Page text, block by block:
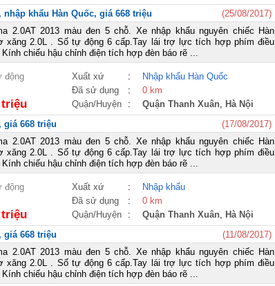
khẩu Hàn Quốc, giá 668 triệu
(25/08/2017)
2.0AT 2013 màu đen 5 chỗ. Xe nhập khẩu nguyên chiếc Hàn
xăng 2.0L . Số tự động 6 cấp.Tay lái trợ lực tích hợp phím điều
chiếu hậu chỉnh điện tích hợp đèn báo rẽ ...
động Xuất xứ :
Nhập khẩu Hàn Quốc
Đã sử dụng :
0 km
triệu Quận/Huyện : Quận Thanh Xuân, Hà Nội
giá 668 triệu
(17/08/2017)
2.0AT 2013 màu đen 5 chỗ. Xe nhập khẩu nguyên chiếc Hàn
xăng 2.0L . Số tự động 6 cấp.Tay lái trợ lực tích hợp phím điều
chiếu hậu chỉnh điện tích hợp đèn báo rẽ ...
động Xuất xứ :
Nhập khẩu
Đã sử dụng :
0 km
triệu Quận/Huyện : Quận Thanh Xuân, Hà Nội
giá 668 triệu
(11/08/2017)
2.0AT 2013 màu đen 5 chỗ. Xe nhập khẩu nguyên chiếc Hàn
xăng 2.0L . Số tự động 6 cấp.Tay lái trợ lực tích hợp phím điều
chiếu hậu chỉnh điện tích hợp đèn báo rẽ ...